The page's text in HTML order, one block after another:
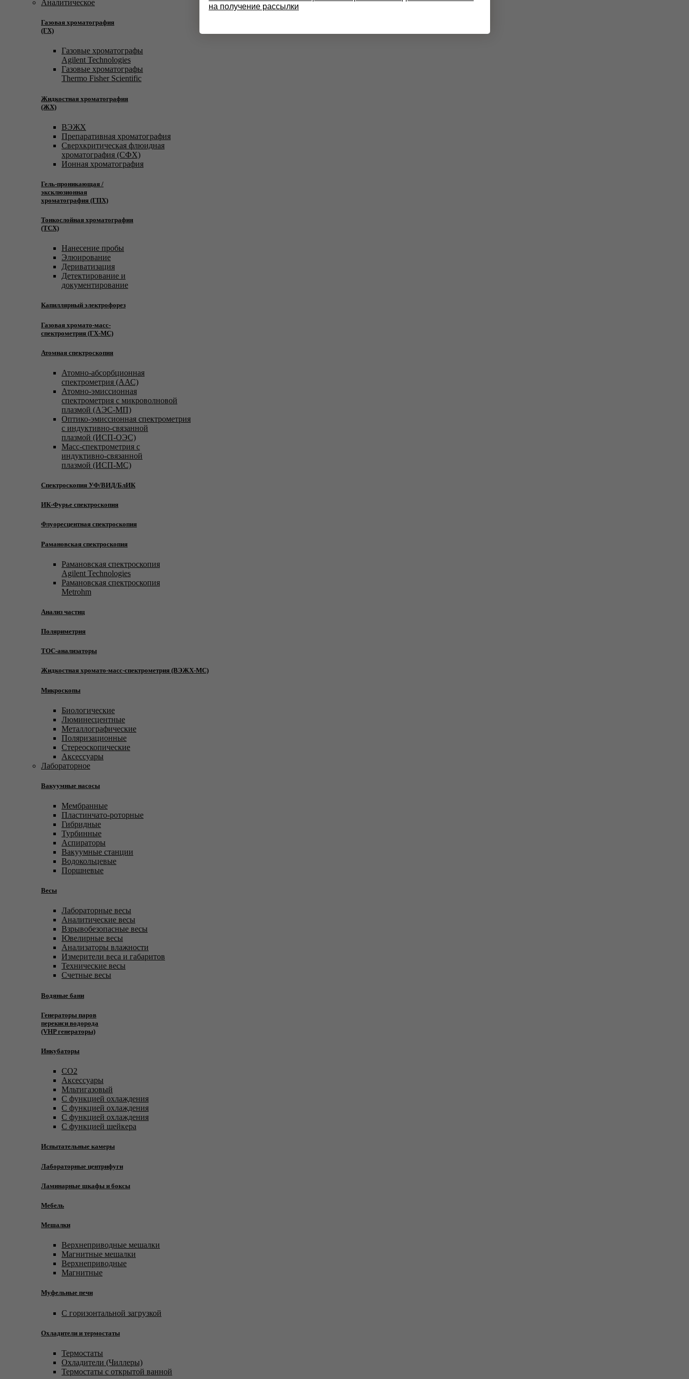
Аналитическое
Газовая хроматография
(ГХ)
Газовые хроматографы
Agilent Technologies
Газовые хроматографы
Thermo Fisher Scientific
Жидкостная хроматография
(ЖХ)
ВЭЖХ
Препаративная хроматография
Сверхкритическая флюидная
хроматография (СФХ)
Ионная хроматография
Гель-проникающая /
эксклюзионная
хроматография (ГПХ)
Тонкослойная хроматография
(ТСХ)
Нанесение пробы
Элюирование
Дериватизация
Детектирование и
документирование
Капиллярный электрофорез
Газовая хромато-масс-
спектрометрия (ГХ-МС)
Атомная спектроскопия
Атомно-абсорбционная
спектрометрия (ААС)
Атомно-эмиссионная
спектрометрия с микроволновой
плазмой (АЭС-МП)
Оптико-эмиссионная спектрометрия
с индуктивно-связанной
плазмой (ИСП-ОЭС)
Масс-спектрометрия с
индуктивно-связанной
плазмой (ИСП-МС)
Спектроскопия УФ/ВИД/БлИК
ИК-Фурье спектроскопия
Флуоресцентная спектроскопия
Рамановская спектроскопия
Рамановская спектроскопия
Agilent Technologies
Рамановская спектроскопия
Metrohm
Анализ частиц
Поляриметрия
TOC-анализаторы
Жидкостная хромато-масс-спектрометрия (ВЭЖХ-МС)
Микроскопы
Биологические
Люминесцентные
Металлографические
Поляризационные
Стереоскопические
Аксессуары
Лабораторное
Вакуумные насосы
Мембранные
Пластинчато-роторные
Гибридные
Турбинные
Аспираторы
Вакуумные станции
Водокольцевые
Поршневые
Весы
Лабораторные весы
Аналитические весы
Взрывобезопасные весы
Ювелирные весы
Анализаторы влажности
Измерители веса и габаритов
Технические весы
Счетные весы
Водяные бани
Генераторы паров
перекиси водорода
(VHP генераторы)
Инкубаторы
CO2
Аксессуары
Мльтигазовый
С функцией охлаждения
С функцией охлаждения
С функцией охлаждения
С функцией шейкера
Испытательные камеры
Лабораторные центрифуги
Ламинарные шкафы и боксы
Мебель
Мешалки
Верхнеприводные мешалки
Магнитные мешалки
Верхнеприводные
Магнитные
Муфельные печи
С горизонтальной загрузкой
Охладители и термостаты
Термостаты
Охладители (Чиллеры)
Термостаты с открытой ванной
на получение рассылки